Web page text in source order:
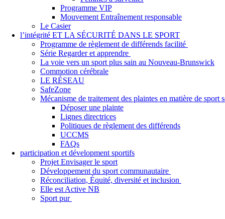
Programme VIP
Mouvement Entraînement responsable
Le Casier
l’intégrité ET LA SÉCURITÉ DANS LE SPORT
Programme de règlement de différends facilité
Série Regarder et apprendre
La voie vers un sport plus sain au Nouveau-Brunswick
Commotion cérébrale
LE RÉSEAU
SafeZone
Mécanisme de traitement des plaintes en matière de
Déposer une plainte
Lignes directrices
Politiques de règlement des différends
UCCMS
FAQs
participation et dévelopment sportifs
Projet Envisager le sport
Développement du sport communautaire
Réconciliation, Équité, diversité et inclusion
Elle est Active NB
Sport pur